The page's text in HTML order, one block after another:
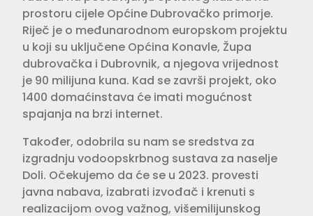
prostoru cijele Općine Dubrovačko primorje.
Riječ je o međunarodnom europskom projektu
u koji su uključene Općina Konavle, Župa
dubrovačka i Dubrovnik, a njegova vrijednost
je 90 milijuna kuna. Kad se završi projekt, oko
1400 domaćinstava će imati mogućnost
spajanja na brzi internet.
Također, odobrila su nam se sredstva za
izgradnju vodoopskrbnog sustava za naselje
Doli. Očekujemo da će se u 2023. provesti
javna nabava, izabrati izvođač i krenuti s
realizacijom ovog važnog, višemilijunskog